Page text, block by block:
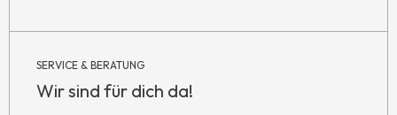
SERVICE & BERATUNG
Wir sind für dich da!